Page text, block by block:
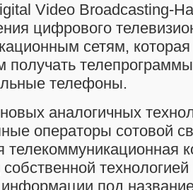
Video Broadcasting-
цифрового
сетям, которая
получать
телефоны.
аналогичных
операторы сотовой
телекоммуникационная
под